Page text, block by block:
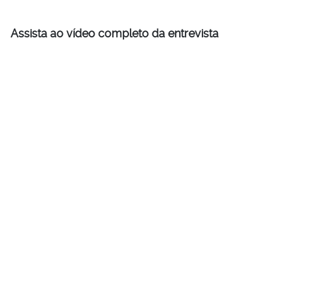
Assista ao vídeo completo da entrevista